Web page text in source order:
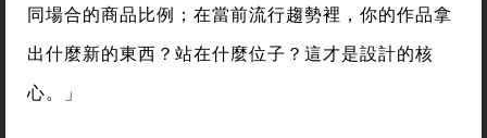
同場合的商品比例；在當前流行趨勢裡，你的作品拿
出什麼新的東西？站在什麼位子？這才是設計的核
心。」